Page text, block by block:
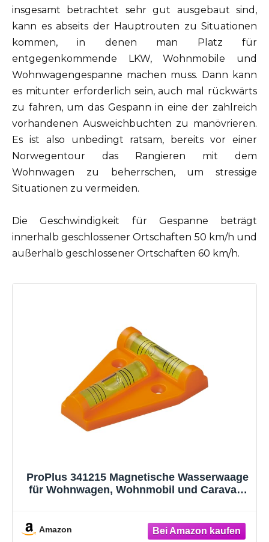
insgesamt betrachtet sehr gut ausgebaut sind,
kann es abseits der Hauptrouten zu Situationen
kommen, in denen man Platz für
entgegenkommende LKW, Wohnmobile und
Wohnwagengespanne machen muss. Dann kann
es mitunter erforderlich sein, auch mal rückwärts
zu fahren, um das Gespann in eine der zahlreich
vorhandenen Ausweichbuchten zu manövrieren.
Es ist also unbedingt ratsam, bereits vor einer
Norwegentour das Rangieren mit dem
Wohnwagen zu beherrschen, um stressige
Situationen zu vermeiden.
Die Geschwindigkeit für Gespanne beträgt
innerhalb geschlossener Ortschaften 50 km/h und
außerhalb geschlossener Ortschaften 60 km/h.
ProPlus 341215 Magnetische Wasserwaage
für Wohnwagen, Wohnmobil und Caravan,
Amazon